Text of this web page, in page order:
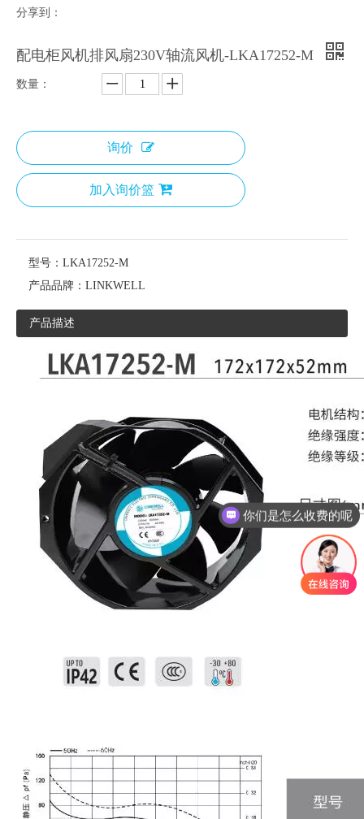
分享到：
配电柜风机排风扇230V轴流风机-LKA17252-M
数量：
询价
加入询价篮
型号： LKA17252-M
产品品牌： LINKWELL
产品描述
你们是怎么收费的呢